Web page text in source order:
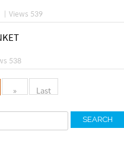
| Views 539
538
» Last
SEARCH